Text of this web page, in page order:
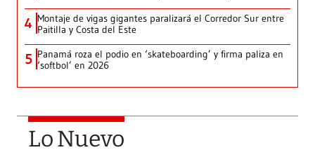
4 Montaje de vigas gigantes paralizará el Corredor Sur entre
Paitilla y Costa del Este
5 Panamá roza el podio en ‘skateboarding’ y firma paliza en
‘softbol’ en 2026
Lo Nuevo